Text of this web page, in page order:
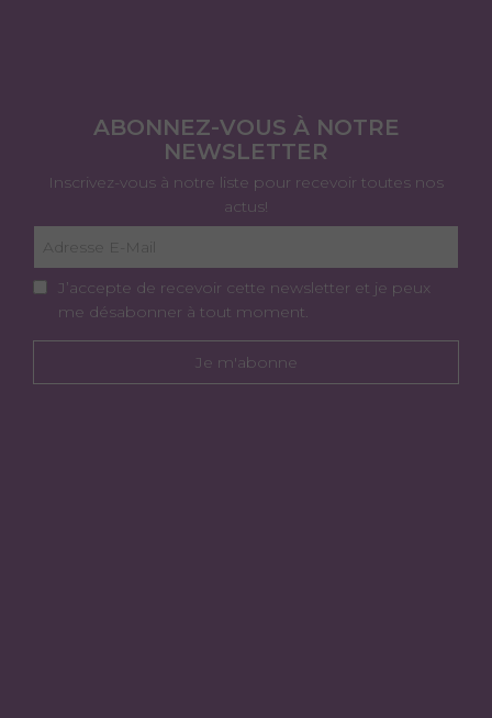
ABONNEZ-VOUS À NOTRE
NEWSLETTER
Inscrivez-vous à notre liste pour recevoir toutes nos
actus!
J’accepte de recevoir cette newsletter et je peux
me désabonner à tout moment.
Je m'abonne